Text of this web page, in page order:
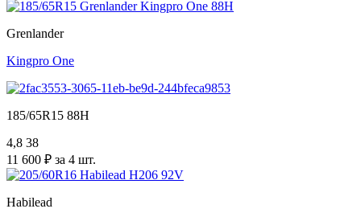
Grenlander
Kingpro One
185/65R15 88H
4,8 38
11 600 ₽ за 4 шт.
Habilead